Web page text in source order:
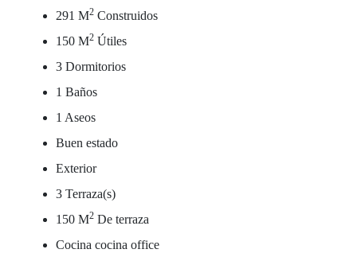
291 M2 Construidos
150 M2 Útiles
3 Dormitorios
1 Baños
1 Aseos
Buen estado
Exterior
3 Terraza(s)
150 M2 De terraza
Cocina cocina office